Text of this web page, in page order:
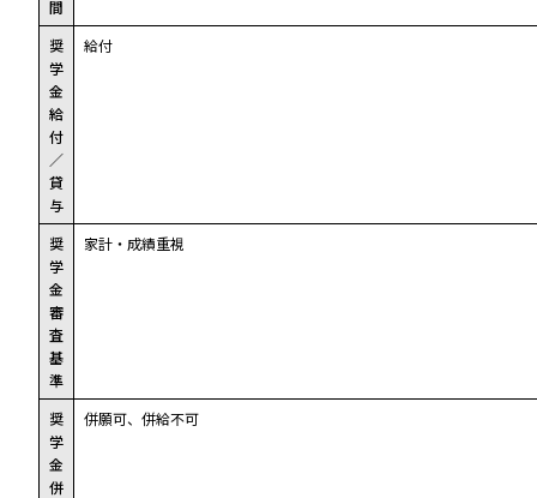
間
奨
学
金
給
付
／
貸
与
給付
奨
学
金
審
査
基
準
家計・成績重視
奨
学
金
併
併願可、併給不可